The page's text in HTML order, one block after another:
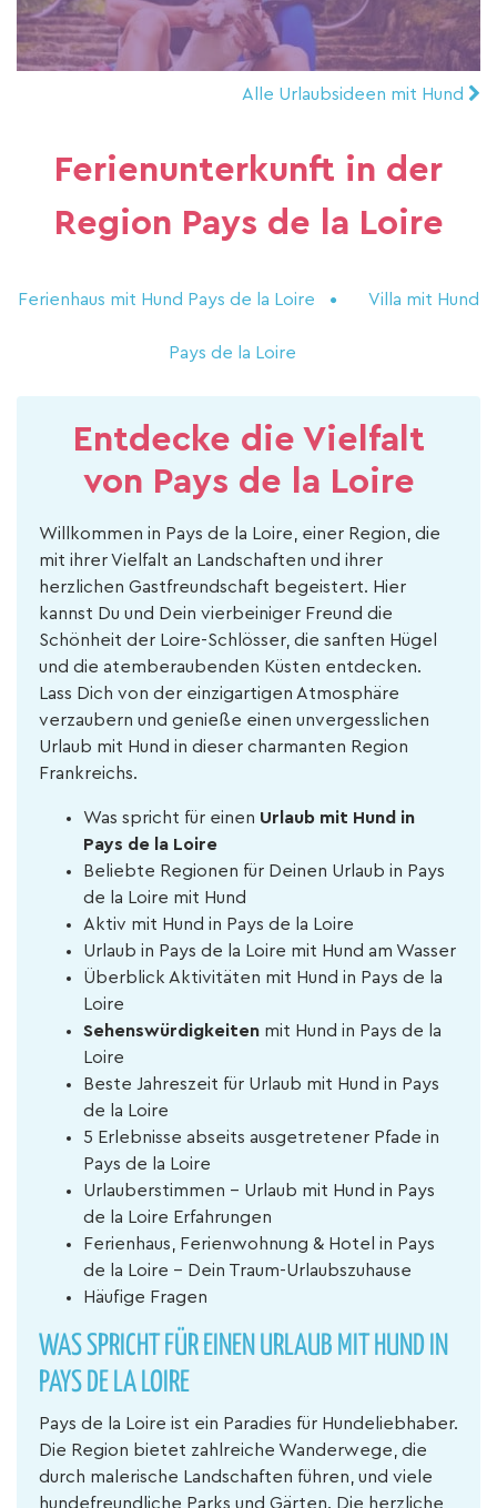
Alle Urlaubsideen mit Hund
Ferienunterkunft in der
Region Pays de la Loire
Ferienhaus mit Hund Pays de la Loire Villa mit Hund
Pays de la Loire
Entdecke die Vielfalt
von Pays de la Loire
Willkommen in Pays de la Loire, einer Region, die
mit ihrer Vielfalt an Landschaften und ihrer
herzlichen Gastfreundschaft begeistert. Hier
kannst Du und Dein vierbeiniger Freund die
Schönheit der Loire-Schlösser, die sanften Hügel
und die atemberaubenden Küsten entdecken.
Lass Dich von der einzigartigen Atmosphäre
verzaubern und genieße einen unvergesslichen
Urlaub mit Hund in dieser charmanten Region
Frankreichs.
Was spricht für einen Urlaub mit Hund in
Pays de la Loire
Beliebte Regionen für Deinen Urlaub in Pays
de la Loire mit Hund
Aktiv mit Hund in Pays de la Loire
Urlaub in Pays de la Loire mit Hund am Wasser
Überblick Aktivitäten mit Hund in Pays de la
Loire
Sehenswürdigkeiten mit Hund in Pays de la
Loire
Beste Jahreszeit für Urlaub mit Hund in Pays
de la Loire
5 Erlebnisse abseits ausgetretener Pfade in
Pays de la Loire
Urlauberstimmen - Urlaub mit Hund in Pays
de la Loire Erfahrungen
Ferienhaus, Ferienwohnung & Hotel in Pays
de la Loire – Dein Traum-Urlaubszuhause
Häufige Fragen
WAS SPRICHT FÜR EINEN URLAUB MIT HUND IN
PAYS DE LA LOIRE
Pays de la Loire ist ein Paradies für Hundeliebhaber.
Die Region bietet zahlreiche Wanderwege, die
durch malerische Landschaften führen, und viele
hundefreundliche Parks und Gärten. Die herzliche